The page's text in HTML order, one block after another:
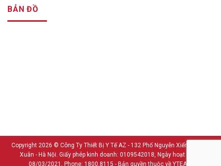
BẢN ĐỒ
Copyright 2026 © Công Ty Thiết Bị Y Tế AZ - 132 Phố Nguyễn Xiển - Thanh
Xuân - Hà Nội. Giấy phép kinh doanh: 0109542018, Ngày hoạt động:
08/03/2021, Phone: 1800.8115 - Bản quyền thuộc về YTEAZ.